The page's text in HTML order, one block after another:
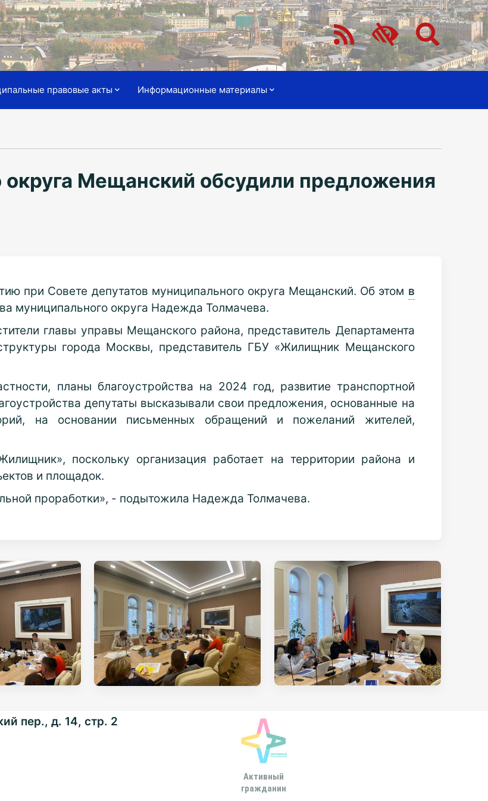
правовые акты Информационные материалы
Мещанский обсудили предложения
при Совете депутатов муниципального округа Мещанский. Об этом в
муниципального округа Надежда Толмачева.
главы управы Мещанского района, представитель Департамента
города Москвы, представитель ГБУ «Жилищник Мещанского
планы благоустройства на 2024 год, развитие транспортной
депутаты высказывали свои предложения, основанные на
на основании письменных обращений и пожеланий жителей,
поскольку организация работает на территории района и
и площадок.
проработки», - подытожила Надежда Толмачева.
пер., д. 14, стр. 2
Активный
гражданин